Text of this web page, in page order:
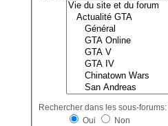
Rechercher dans les sous-forums:
Oui
Non